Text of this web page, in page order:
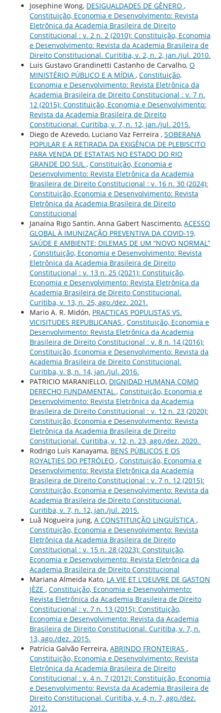
Josephine Wong, DESIGUALDADES DE GÊNERO ,
Constituição, Economia e Desenvolvimento: Revista
Eletrônica da Academia Brasileira de Direito
Constitucional : v. 2 n. 2 (2010): Constituição, Economia
e Desenvolvimento: Revista da Academia Brasileira de
Direito Constitucional. Curitiba, v. 2, n. 2, jan./jul. 2010.
Luis Gustavo Grandinetti Castanho de Carvalho, O
MINISTÉRIO PÚBLICO E A MÍDIA , Constituição,
Economia e Desenvolvimento: Revista Eletrônica da
Academia Brasileira de Direito Constitucional : v. 7 n.
12 (2015): Constituição, Economia e Desenvolvimento:
Revista da Academia Brasileira de Direito
Constitucional. Curitiba, v. 7, n. 12, jan./jul. 2015.
Diego de Azevedo, Luciano Vaz Ferreira , SOBERANA
POPULAR E A RETIRADA DA EXIGÊNCIA DE PLEBISCITO
PARA VENDA DE ESTATAIS NO ESTADO DO RIO
GRANDE DO SUL , Constituição, Economia e
Desenvolvimento: Revista Eletrônica da Academia
Brasileira de Direito Constitucional : v. 16 n. 30 (2024):
Constituição, Economia e Desenvolvimento: Revista
Eletrônica da Academia Brasileira de Direito
Constitucional
Janaína Rigo Santin, Anna Gabert Nascimento, ACESSO
GLOBAL À IMUNIZAÇÃO PREVENTIVA DA COVID-19,
SAÚDE E AMBIENTE: DILEMAS DE UM “NOVO NORMAL”
, Constituição, Economia e Desenvolvimento: Revista
Eletrônica da Academia Brasileira de Direito
Constitucional : v. 13 n. 25 (2021): Constituição,
Economia e Desenvolvimento: Revista Eletrônica da
Academia Brasileira de Direito Constitucional.
Curitiba, v. 13, n. 25, ago./dez. 2021.
Mario A. R. Midón, PRACTICAS POPULISTAS VS.
VICISITUDES REPUBLICANAS , Constituição, Economia e
Desenvolvimento: Revista Eletrônica da Academia
Brasileira de Direito Constitucional : v. 8 n. 14 (2016):
Constituição, Economia e Desenvolvimento: Revista da
Academia Brasileira de Direito Constitucional.
Curitiba, v. 8, n. 14, jan./jul. 2016.
PATRICIO MARANIELLO, DIGNIDAD HUMANA COMO
DERECHO FUNDAMENTAL , Constituição, Economia e
Desenvolvimento: Revista Eletrônica da Academia
Brasileira de Direito Constitucional : v. 12 n. 23 (2020):
Constituição, Economia e Desenvolvimento: Revista
Eletrônica da Academia Brasileira de Direito
Constitucional. Curitiba, v. 12, n. 23, ago./dez. 2020.
Rodrigo Luís Kanayama, BENS PÚBLICOS E OS
ROYALTIES DO PETRÓLEO , Constituição, Economia e
Desenvolvimento: Revista Eletrônica da Academia
Brasileira de Direito Constitucional : v. 7 n. 12 (2015):
Constituição, Economia e Desenvolvimento: Revista da
Academia Brasileira de Direito Constitucional.
Curitiba, v. 7, n. 12, jan./jul. 2015.
Luã Nogueira jung, A CONSTITUIÇÃO LINGUÍSTICA ,
Constituição, Economia e Desenvolvimento: Revista
Eletrônica da Academia Brasileira de Direito
Constitucional : v. 15 n. 28 (2023): Constituição,
Economia e Desenvolvimento: Revista Eletrônica da
Academia Brasileira de Direito Constitucional
Mariana Almeida Kato, LA VIE ET L’OEUVRE DE GASTON
JÈZE , Constituição, Economia e Desenvolvimento:
Revista Eletrônica da Academia Brasileira de Direito
Constitucional : v. 7 n. 13 (2015): Constituição,
Economia e Desenvolvimento: Revista da Academia
Brasileira de Direito Constitucional. Curitiba, v. 7, n.
13, ago./dez. 2015.
Patrícia Galvão Ferreira, ABRINDO FRONTEIRAS ,
Constituição, Economia e Desenvolvimento: Revista
Eletrônica da Academia Brasileira de Direito
Constitucional : v. 4 n. 7 (2012): Constituição, Economia
e Desenvolvimento: Revista da Academia Brasileira de
Direito Constitucional. Curitiba, v. 4, n. 7, ago./dez.
2012.